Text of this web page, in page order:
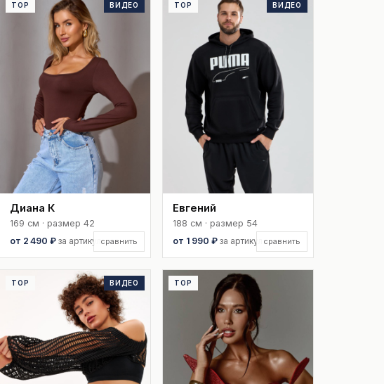
сравнить
TOP ВИДЕО
Диана К
169 см · размер 42
от 2 490 ₽ за артикул сравнить
TOP ВИДЕО
Евгений
188 см · размер 54
от 1 990 ₽ за артикул
TOP ВИДЕО TOP